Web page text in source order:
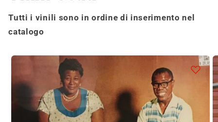
Tutti i vinili sono in ordine di inserimento nel
catalogo